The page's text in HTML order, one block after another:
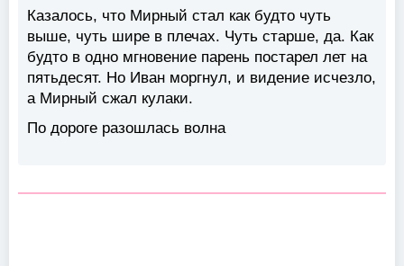
Казалось, что Мирный стал как будто чуть
выше, чуть шире в плечах. Чуть старше, да. Как
будто в одно мгновение парень постарел лет на
пятьдесят. Но Иван моргнул, и видение исчезло,
а Мирный сжал кулаки.
По дороге разошлась волна